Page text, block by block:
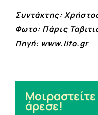
Συντάκτης:
Φωτο: Πάρις
Πηγή: www.lifo.gr
άρεσε!